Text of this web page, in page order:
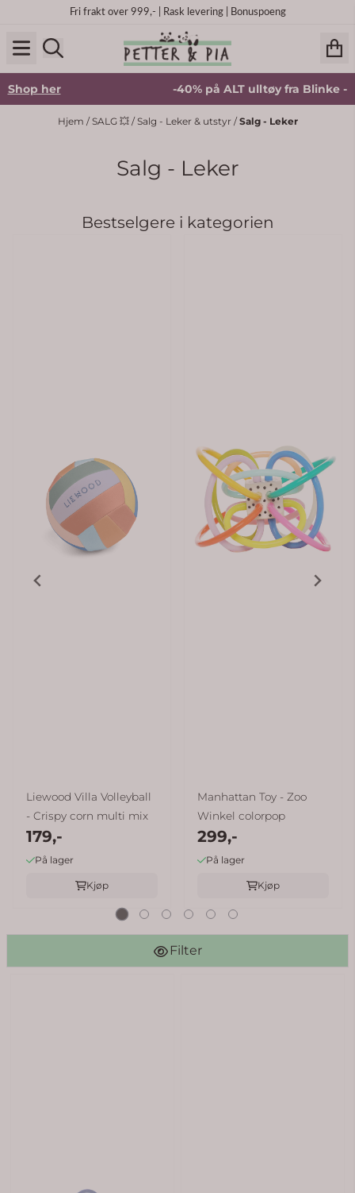
Hopp til innholdFri frakt over 999,- | Rask levering | Bonuspoeng
-40% på ALT ulltøy fra Blinke -Shop
Hjem /SALG 💥 /Salg - Leker & utstyr /Salg - Leker
Salg - Leker
Bestselgere i kategorien
Liewood Villa Volleyball
- Crispy corn multi mix
179,-
På lager
Kjøp
Manhattan Toy - Zoo
Winkel colorpop
299,-
På lager
Kjøp
Filter